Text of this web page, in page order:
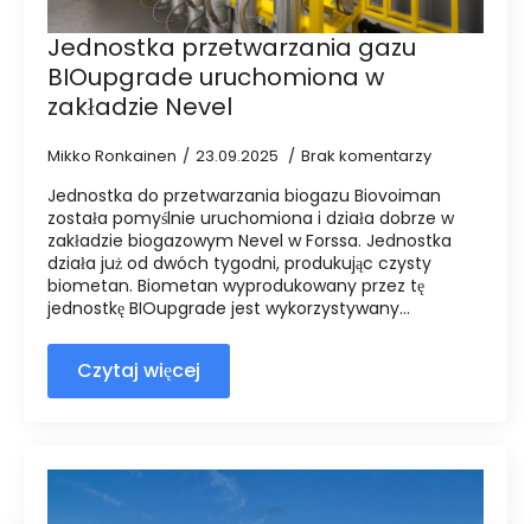
Jednostka przetwarzania gazu
BIOupgrade uruchomiona w
zakładzie Nevel
Mikko Ronkainen 23.09.2025 Brak komentarzy
Jednostka do przetwarzania biogazu Biovoiman
została pomyślnie uruchomiona i działa dobrze w
zakładzie biogazowym Nevel w Forssa. Jednostka
działa już od dwóch tygodni, produkując czysty
biometan. Biometan wyprodukowany przez tę
jednostkę BIOupgrade jest wykorzystywany...
Czytaj więcej